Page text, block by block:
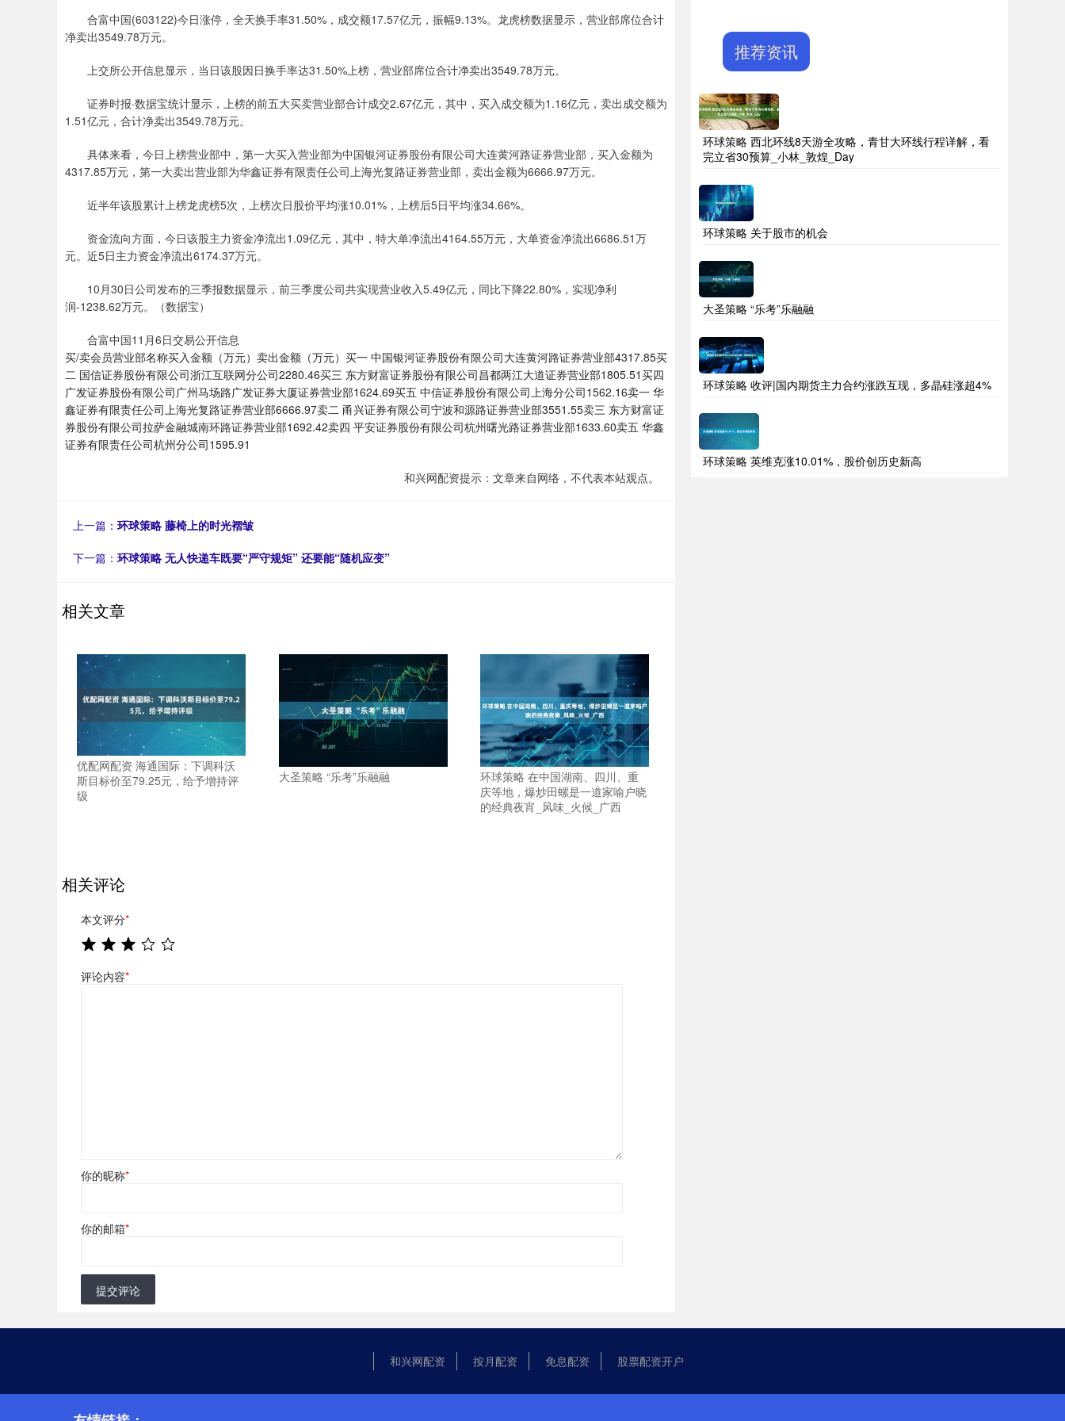
合富中国(603122)今日涨停，全天换手率31.50%，成交额17.57亿元，振幅9.13%。龙虎榜数据显示，营业部席位合计
净卖出3549.78万元。
上交所公开信息显示，当日该股因日换手率达31.50%上榜，营业部席位合计净卖出3549.78万元。
证券时报·数据宝统计显示，上榜的前五大买卖营业部合计成交2.67亿元，其中，买入成交额为1.16亿元，卖出成交额为
1.51亿元，合计净卖出3549.78万元。
具体来看，今日上榜营业部中，第一大买入营业部为中国银河证券股份有限公司大连黄河路证券营业部，买入金额为
4317.85万元，第一大卖出营业部为华鑫证券有限责任公司上海光复路证券营业部，卖出金额为6666.97万元。
近半年该股累计上榜龙虎榜5次，上榜次日股价平均涨10.01%，上榜后5日平均涨34.66%。
资金流向方面，今日该股主力资金净流出1.09亿元，其中，特大单净流出4164.55万元，大单资金净流出6686.51万
元。近5日主力资金净流出6174.37万元。
10月30日公司发布的三季报数据显示，前三季度公司共实现营业收入5.49亿元，同比下降22.80%，实现净利
润-1238.62万元。（数据宝）
合富中国11月6日交易公开信息
买/卖会员营业部名称买入金额（万元）卖出金额（万元）买一 中国银河证券股份有限公司大连黄河路证券营业部4317.85买
二 国信证券股份有限公司浙江互联网分公司2280.46买三 东方财富证券股份有限公司昌都两江大道证券营业部1805.51买四
广发证券股份有限公司广州马场路广发证券大厦证券营业部1624.69买五 中信证券股份有限公司上海分公司1562.16卖一 华
鑫证券有限责任公司上海光复路证券营业部6666.97卖二 甬兴证券有限公司宁波和源路证券营业部3551.55卖三 东方财富证
券股份有限公司拉萨金融城南环路证券营业部1692.42卖四 平安证券股份有限公司杭州曙光路证券营业部1633.60卖五 华鑫
证券有限责任公司杭州分公司1595.91
和兴网配资提示：文章来自网络，不代表本站观点。
上一篇： 环球策略 藤椅上的时光褶皱
下一篇： 环球策略 无人快递车既要“严守规矩” 还要能“随机应变”
相关文章
优配网配资 海通国际：下调科沃
斯目标价至79.25元，给予增持评
级
大圣策略 “乐考”乐融融
环球策略 在中国湖南、四川、重
庆等地，爆炒田螺是一道家喻户晓
的经典夜宵_风味_火候_广西
相关评论
本文评分*
评论内容*
你的昵称*
你的邮箱*
提交评论
推荐资讯
环球策略 西北环线8天游全攻略，青甘大环线行程详解，看
完立省30预算_小林_敦煌_Day
环球策略 关于股市的机会
大圣策略 “乐考”乐融融
环球策略 收评|国内期货主力合约涨跌互现，多晶硅涨超4%
环球策略 英维克涨10.01%，股价创历史新高
和兴网配资 按月配资 免息配资 股票配资开户